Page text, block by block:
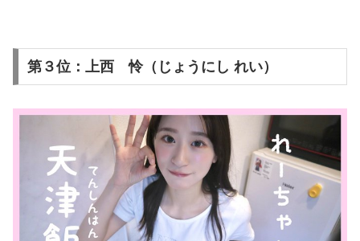
第３位：上西 怜（じょうにし れい）